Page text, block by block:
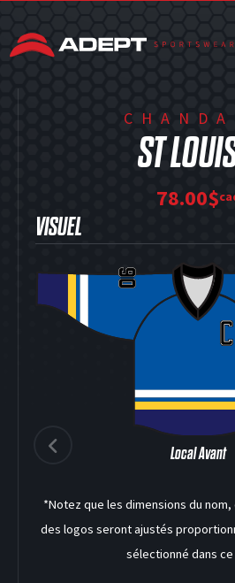
ST
78.00$
VISUEL
Local Avant
*Notez que les dimensions du
des logos seront ajustés
sélectionné dans ce